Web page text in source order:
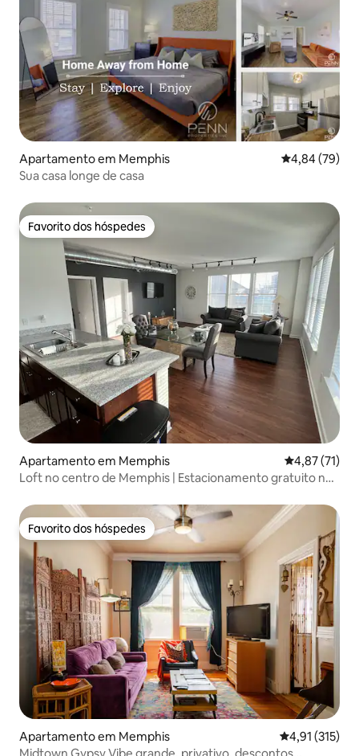
Apartamento em Memphis Classificação
4,84 (79)
Sua casa longe de casa
Favorito dos hóspedes
Favorito dos hóspedes
Apartamento em Memphis Classificação
4,87 (71)
Loft no centro de Memphis | Estacionamento gratuito na
Favorito dos hóspedes
Favorito dos hóspedes
Apartamento em Memphis Classificação
4,91 (315)